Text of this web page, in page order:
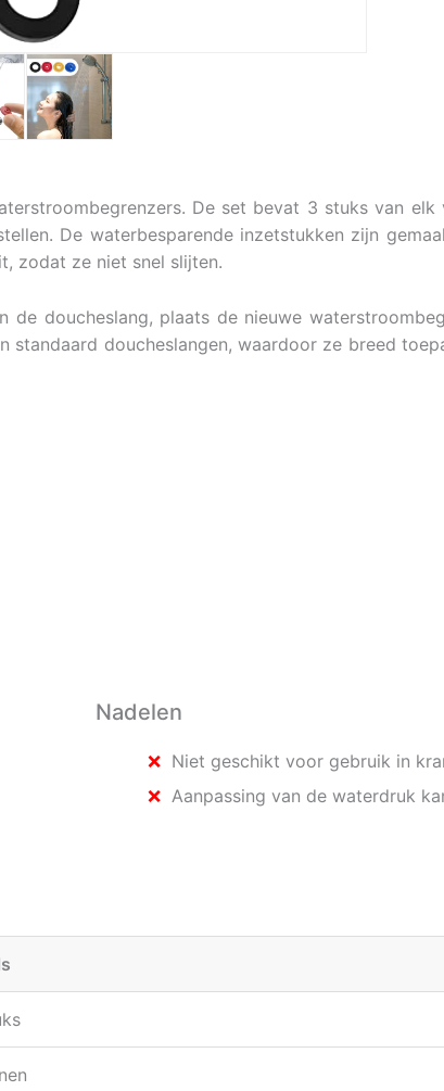
De set bevat 3 stuks van elk
De waterbesparende inzetstukken zijn
zodat ze niet snel slijten.
doucheslang, plaats de nieuwe
doucheslangen, waardoor ze breed
Nadelen
Niet geschikt voor gebruik in
Aanpassing van de waterdruk